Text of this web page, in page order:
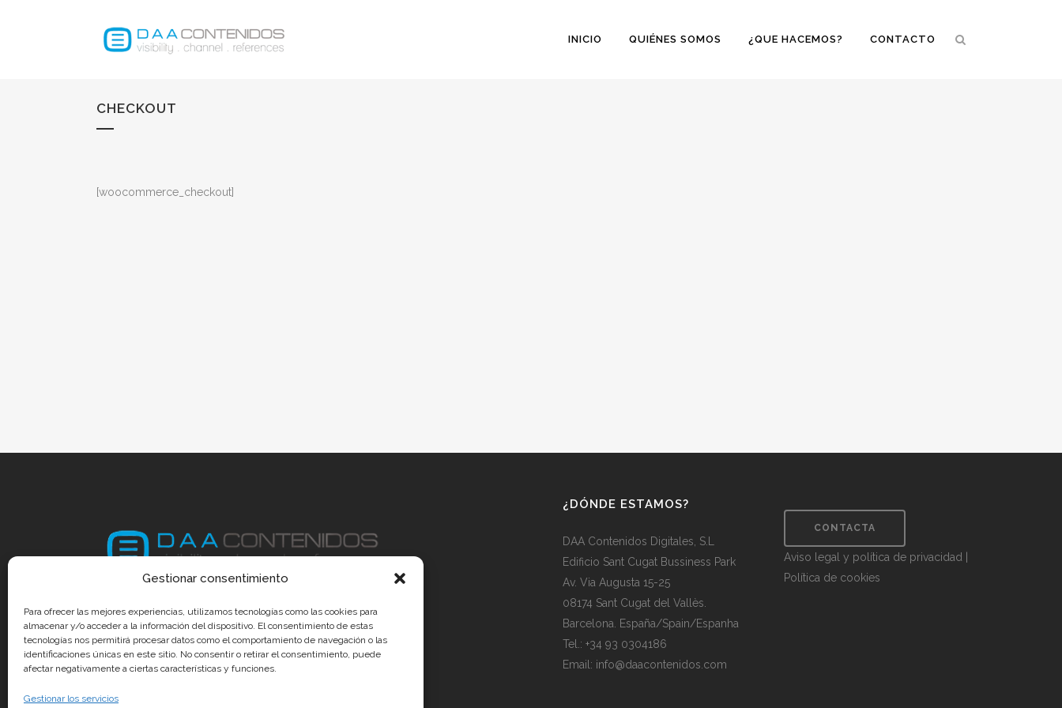
Gestionar consentimiento
Para ofrecer las mejores experiencias, utilizamos tecnologías como las cookies para
almacenar y/o acceder a la información del dispositivo. El consentimiento de estas
tecnologías nos permitirá procesar datos como el comportamiento de navegación o las
identificaciones únicas en este sitio. No consentir o retirar el consentimiento, puede
afectar negativamente a ciertas características y funciones.
Gestionar los servicios
INICIO QUIÉNES SOMOS ¿QUE HACEMOS? CONTACTO
CHECKOUT
[woocommerce_checkout]
¿DÓNDE ESTAMOS?
DAA Contenidos Digitales, S.L
Edificio Sant Cugat Bussiness Park
Av. Via Augusta 15-25
08174 Sant Cugat del Vallès.
Barcelona. España/Spain/Espanha
Tel.: +34 93 0304186
Email: info@daacontenidos.com
CONTACTA
Aviso legal y política de privacidad
Política de cookies